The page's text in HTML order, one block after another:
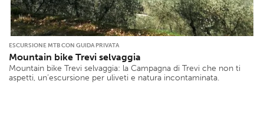
ESCURSIONE MTB CON GUIDA PRIVATA
Mountain bike Trevi selvaggia
Mountain bike Trevi selvaggia: la Campagna di Trevi che non ti
aspetti, un’escursione per uliveti e natura incontaminata.